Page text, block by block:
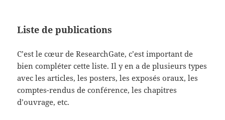
Liste de publications
C’est le cœur de ResearchGate, c’est important de
bien compléter cette liste. Il y en a de plusieurs types
avec les articles, les posters, les exposés oraux, les
comptes-rendus de conférence, les chapitres
d’ouvrage, etc.